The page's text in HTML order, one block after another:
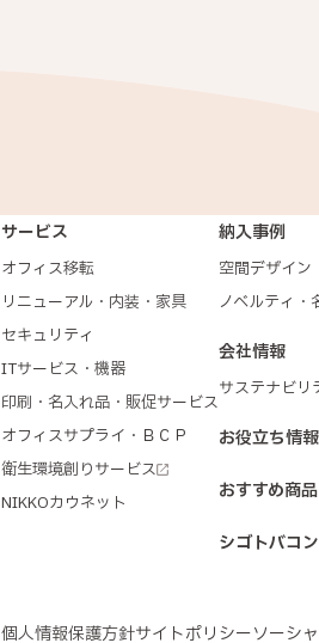
サービス
オフィス移転
リニューアル・内装・家具
セキュリティ
ITサービス・機器
印刷・名入れ品・販促サービス
オフィスサプライ・ＢＣＰ
衛生環境創りサービス
NIKKOカウネット
納入事例
空間デザイン
ノベルティ・
会社情報
サステナビリ
お役立ち情報
おすすめ商品
シゴトバコ
個人情報保護方針サイトポリシーソーシ